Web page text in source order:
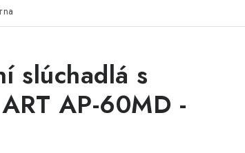
slúchadlá s
AP-60MD -